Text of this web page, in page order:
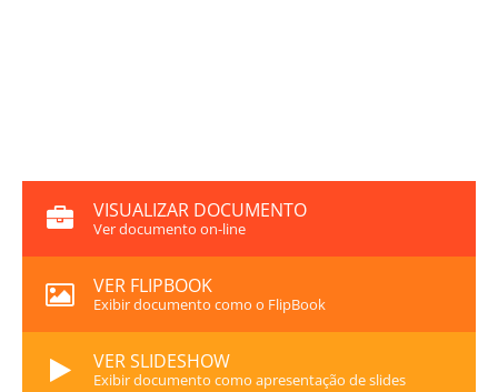
VISUALIZAR DOCUMENTO
Ver documento on-line
VER FLIPBOOK
Exibir documento como o FlipBook
VER SLIDESHOW
Exibir documento como apresentação de slides